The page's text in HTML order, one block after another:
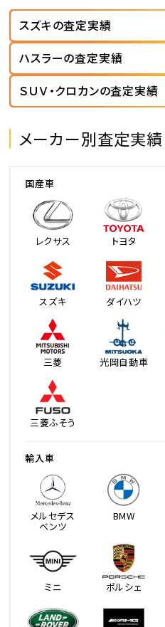
スズキの査定実績
ハスラーの査定実績
ＳＵＶ・クロカンの査定実績
メーカー別査定実績
国産車
レクサス トヨタ
スズキ ダイハツ
三菱 光岡自動車
三菱ふそう
輸入車
メルセデス
ベンツ
BMW
ミニ ポルシェ